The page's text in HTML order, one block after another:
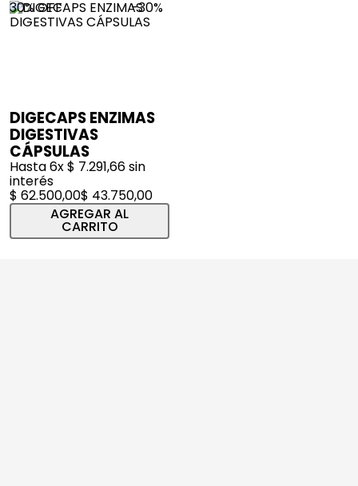
-30%
30%OFF
DIGECAPS ENZIMAS
DIGESTIVAS
CÁPSULAS
Hasta6x$ 7.291,66sin
interés
$ 62.500,00$ 43.750,00
AGREGAR AL
CARRITO